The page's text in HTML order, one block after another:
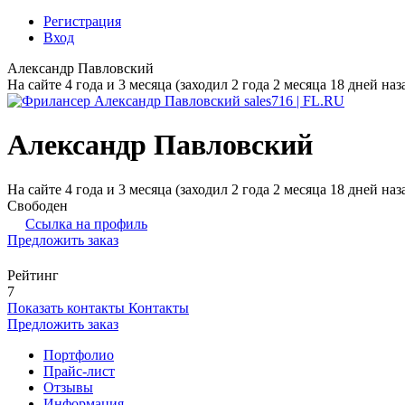
Регистрация
Вход
Александр Павловский
На сайте 4 года и 3 месяца (заходил 2 года 2 месяца 18 дней
Александр Павловский
На сайте 4 года и 3 месяца (заходил 2 года 2 месяца 18 дней
Свободен
Ссылка на профиль
Предложить заказ
Рейтинг
7
Показать контакты Контакты
Предложить заказ
Портфолио
Прайс-лист
Отзывы